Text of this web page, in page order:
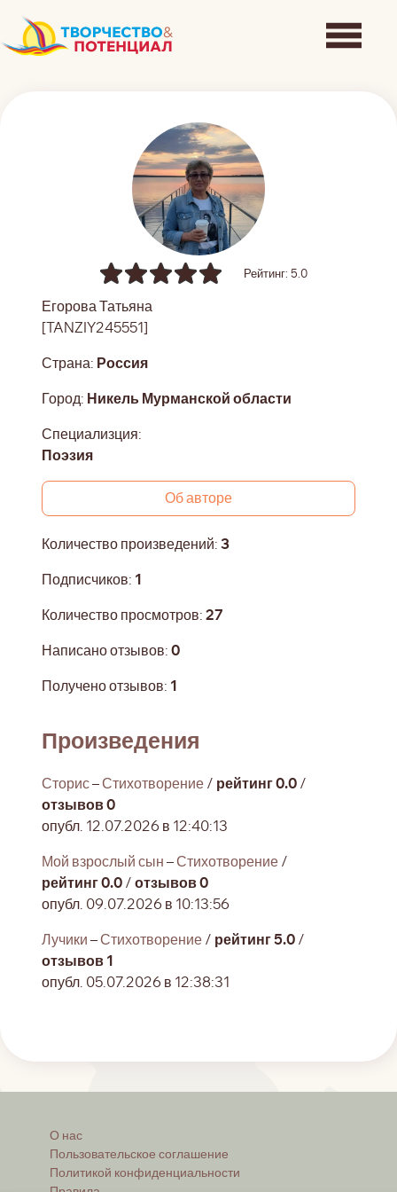
Рейтинг: 5.0
Егорова Татьяна
[TANZIY245551]
Страна: Россия
Город: Никель Мурманской области
Специализция:
Поэзия
Об авторе
Количество произведений: 3
Подписчиков: 1
Количество просмотров: 27
Написано отзывов: 0
Получено отзывов: 1
Произведения
Сторис–Стихотворение / рейтинг 0.0 /
отзывов 0
опубл. 12.07.2026 в 12:40:13
Мой взрослый сын –Стихотворение /
рейтинг 0.0 / отзывов 0
опубл. 09.07.2026 в 10:13:56
Лучики –Стихотворение / рейтинг 5.0 /
отзывов 1
опубл. 05.07.2026 в 12:38:31
О нас
Пользовательское соглашение
Политикой конфиденциальности